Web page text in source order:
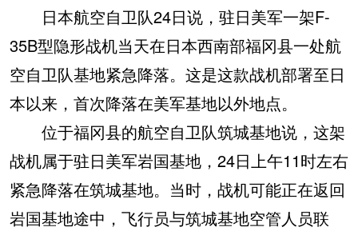
日本航空自卫队24日说，驻日美军一架F-
35B型隐形战机当天在日本西南部福冈县一处航
空自卫队基地紧急降落。这是这款战机部署至日
本以来，首次降落在美军基地以外地点。
位于福冈县的航空自卫队筑城基地说，这架
战机属于驻日美军岩国基地，24日上午11时左右
紧急降落在筑城基地。当时，战机可能正在返回
岩国基地途中，飞行员与筑城基地空管人员联